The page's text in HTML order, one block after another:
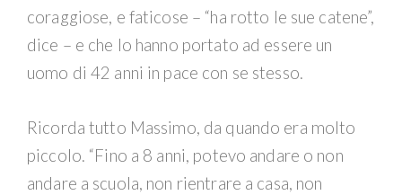
coraggiose, e faticose – “ha rotto le sue catene”,
dice – e che lo hanno portato ad essere un
uomo di 42 anni in pace con se stesso.
Ricorda tutto Massimo, da quando era molto
piccolo. “Fino a 8 anni, potevo andare o non
andare a scuola, non rientrare a casa, non